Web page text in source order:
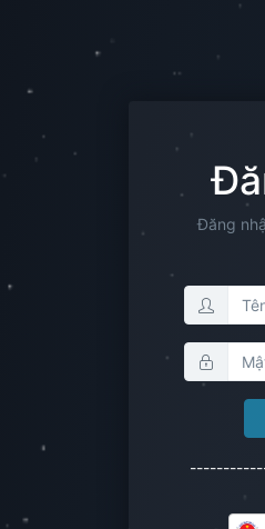
Đăng
------------